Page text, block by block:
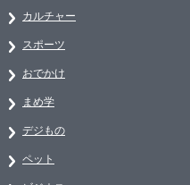
カルチャー
スポーツ
おでかけ
まめ学
デジもの
ペット